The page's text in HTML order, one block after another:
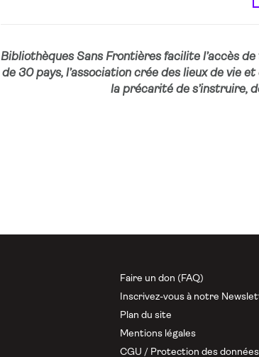
Bibliothèques Sans Frontières facilite l’accès
de 30 pays, l’association crée des lieux de vie
la précarité de s’instruire,
Faire un don (FAQ)
Inscrivez-vous à notre
Plan du site
Mentions légales
CGU / Protection des